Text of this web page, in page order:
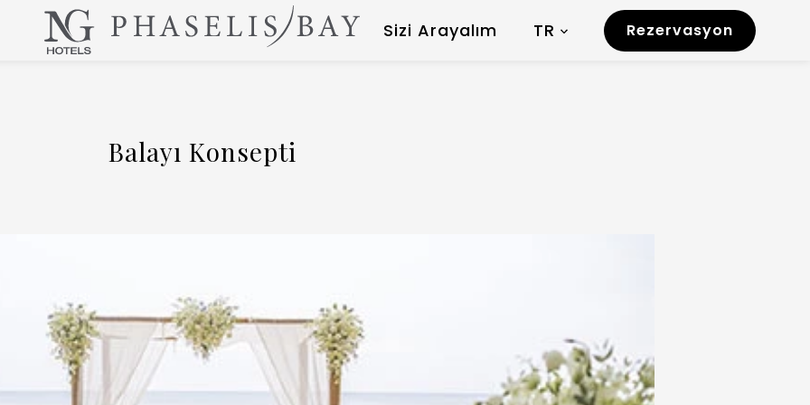
Sizi Arayalım TR Rezervasyon
Balayı Konsepti